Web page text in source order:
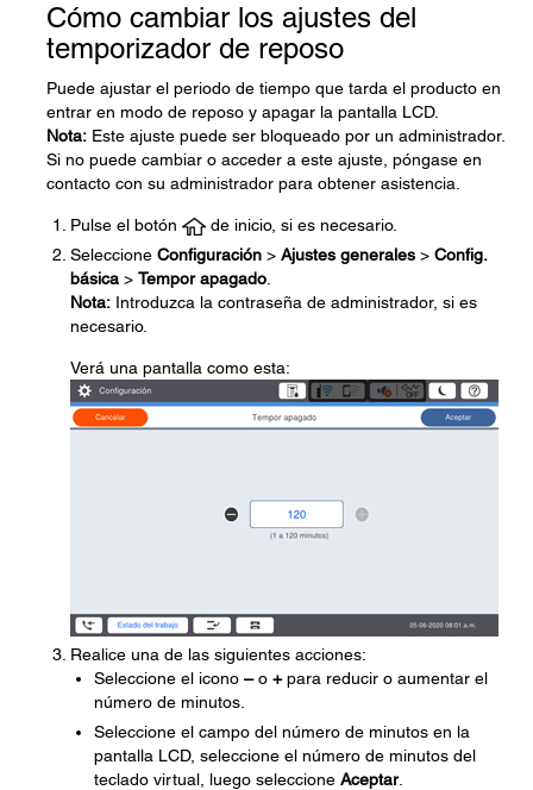
Cómo cambiar los ajustes del
temporizador de reposo
Puede ajustar el periodo de tiempo que tarda el producto en
entrar en modo de reposo y apagar la pantalla LCD.
Nota: Este ajuste puede ser bloqueado por un administrador.
Si no puede cambiar o acceder a este ajuste, póngase en
contacto con su administrador para obtener asistencia.
Pulse el botón
de inicio, si es necesario.
Seleccione Configuración > Ajustes generales > Config.
básica > Tempor apagado
Nota: Introduzca la contraseña de administrador, si es
necesario.
Verá una pantalla como esta:
Realice una de las siguientes acciones:
Seleccione el icono –o +para reducir o aumentar el
número de minutos.
Seleccione el campo del número de minutos en la
pantalla LCD, seleccione el número de minutos del
teclado virtual, luego seleccione Aceptar.